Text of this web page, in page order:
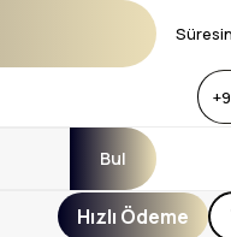
Bul
Hızlı Ödeme